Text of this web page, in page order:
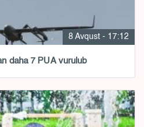
8 Avqust - 17:12
daha 7 PUA vurulub